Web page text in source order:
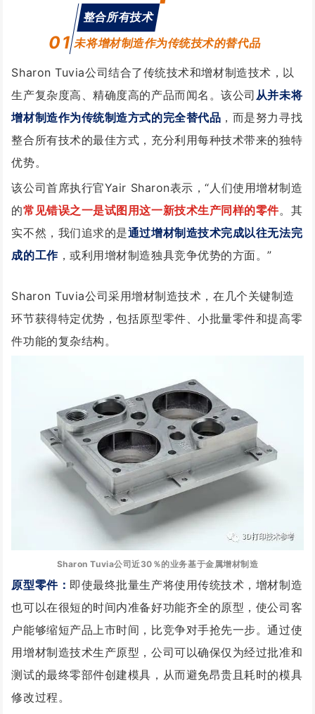
01
整合所有技术
未将增材制造作为传统技术的替代品
Sharon Tuvia公司结合了传统技术和增材制造技术，以
生产复杂度高、精确度高的产品而闻名。该公司 从并未将
增材制造作为传统制造方式的完全替代品 ，而是努力寻找
整合所有技术的最佳方式，充分利用每种技术带来的独特
优势。
该公司首席执行官Yair Sharon表示，“人们使用增材制造
的常见错误之一是试图用这一新技术生产同样的零件。其
实不然，我们追求的是通过增材制造技术完成以往无法完
成的工作，或利用增材制造独具竞争优势的方面。”
Sharon Tuvia公司采用增材制造技术，在几个关键制造
环节获得特定优势，包括原型零件、小批量零件和提高零
件功能的复杂结构。
Sharon Tuvia公司近30％的业务基于金属增材制造
原型零件： 即使最终批量生产将使用传统技术，增材制造
也可以在很短的时间内准备好功能齐全的原型，使公司客
户能够缩短产品上市时间，比竞争对手抢先一步。通过使
用增材制造技术生产原型，公司可以确保仅为经过批准和
测试的最终零部件创建模具，从而避免昂贵且耗时的模具
修改过程。